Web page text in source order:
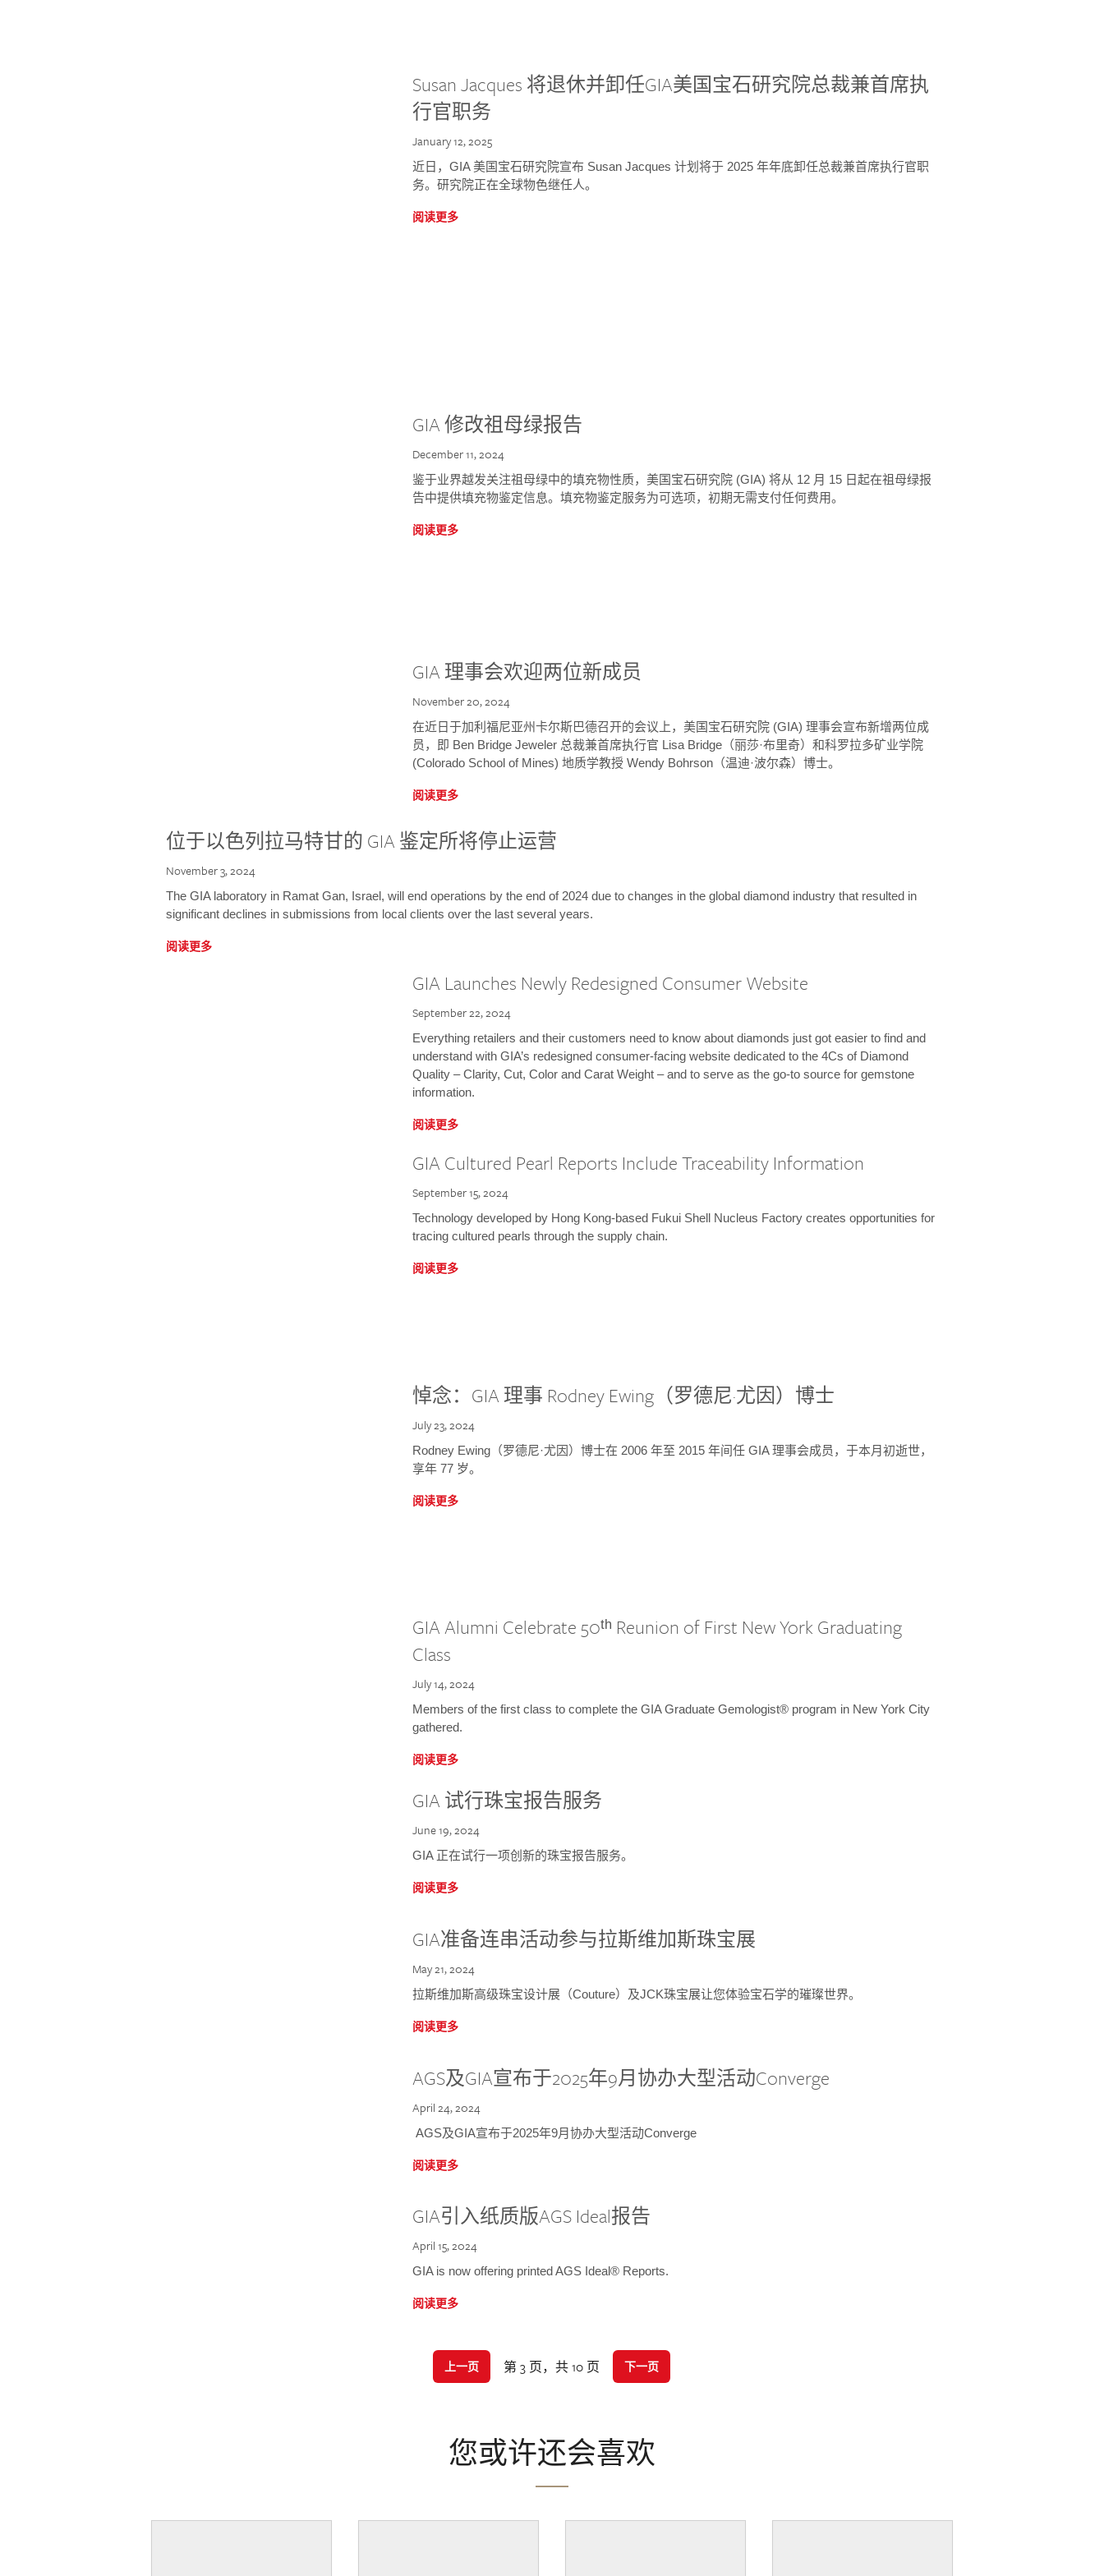
Susan Jacques 将退休并卸任GIA美国宝石研究院总裁兼首席执
行官职务
January 12, 2025
近日，GIA 美国宝石研究院宣布 Susan Jacques 计划将于 2025 年年底卸任总裁兼首席执行官职
务。研究院正在全球物色继任人。
阅读更多
GIA 修改祖母绿报告
December 11, 2024
鉴于业界越发关注祖母绿中的填充物性质，美国宝石研究院 (GIA) 将从 12 月 15 日起在祖母绿报
告中提供填充物鉴定信息。填充物鉴定服务为可选项，初期无需支付任何费用。
阅读更多
GIA 理事会欢迎两位新成员
November 20, 2024
在近日于加利福尼亚州卡尔斯巴德召开的会议上，美国宝石研究院 (GIA) 理事会宣布新增两位成
员，即 Ben Bridge Jeweler 总裁兼首席执行官 Lisa Bridge（丽莎·布里奇）和科罗拉多矿业学院
(Colorado School of Mines) 地质学教授 Wendy Bohrson（温迪·波尔森）博士。
阅读更多
位于以色列拉马特甘的 GIA 鉴定所将停止运营
November 3, 2024
The GIA laboratory in Ramat Gan, Israel, will end operations by the end of 2024 due to changes in the global diamond industry that resulted in
significant declines in submissions from local clients over the last several years.
阅读更多
GIA Launches Newly Redesigned Consumer Website
September 22, 2024
Everything retailers and their customers need to know about diamonds just got easier to find and
understand with GIA’s redesigned consumer-facing website dedicated to the 4Cs of Diamond
Quality – Clarity, Cut, Color and Carat Weight – and to serve as the go-to source for gemstone
information.
阅读更多
GIA Cultured Pearl Reports Include Traceability Information
September 15, 2024
Technology developed by Hong Kong-based Fukui Shell Nucleus Factory creates opportunities for
tracing cultured pearls through the supply chain.
阅读更多
悼念：GIA 理事 Rodney Ewing（罗德尼·尤因）博士
July 23, 2024
Rodney Ewing（罗德尼·尤因）博士在 2006 年至 2015 年间任 GIA 理事会成员，于本月初逝世，
享年 77 岁。
阅读更多
GIA Alumni Celebrate 50ᵗʰ Reunion of First New York Graduating
Class
July 14, 2024
Members of the first class to complete the GIA Graduate Gemologist® program in New York City
gathered.
阅读更多
GIA 试行珠宝报告服务
June 19, 2024
GIA 正在试行一项创新的珠宝报告服务。
阅读更多
GIA准备连串活动参与拉斯维加斯珠宝展
May 21, 2024
拉斯维加斯高级珠宝设计展（Couture）及JCK珠宝展让您体验宝石学的璀璨世界。
阅读更多
AGS及GIA宣布于2025年9月协办大型活动Converge
April 24, 2024
AGS及GIA宣布于2025年9月协办大型活动Converge
阅读更多
GIA引入纸质版AGS Ideal报告
April 15, 2024
GIA is now offering printed AGS Ideal® Reports.
阅读更多
上一页 第 3 页，共 10 页 下一页
您或许还会喜欢